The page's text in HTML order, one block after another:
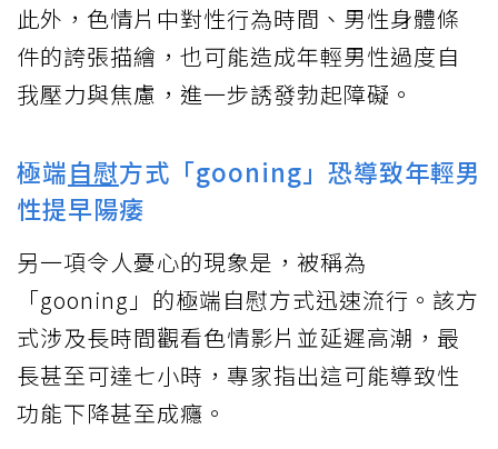
此外，色情片中對性行為時間、男性身體條
件的誇張描繪，也可能造成年輕男性過度自
我壓力與焦慮，進一步誘發勃起障礙。
極端自慰方式「gooning」恐導致年輕男
性提早陽痿
另一項令人憂心的現象是，被稱為
「gooning」的極端自慰方式迅速流行。該方
式涉及長時間觀看色情影片並延遲高潮，最
長甚至可達七小時，專家指出這可能導致性
功能下降甚至成癮。